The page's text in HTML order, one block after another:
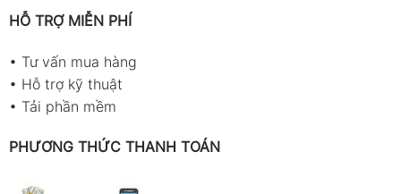
HỖ TRỢ MIỄN PHÍ
• Tư vấn mua hàng
• Hỗ trợ kỹ thuật
• Tải phần mềm
PHƯƠNG THỨC THANH TOÁN